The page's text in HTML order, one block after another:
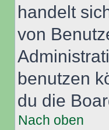
handelt
von
benutzen
du die
Nach oben